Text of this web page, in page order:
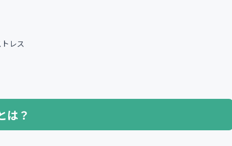
レス
は？